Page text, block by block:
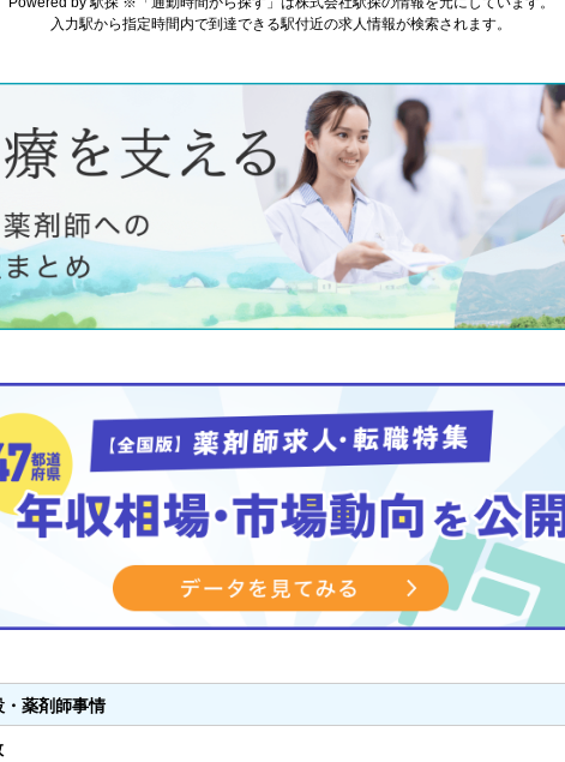
入力駅から指定時間内で到達できる駅付近の求人情報が検索されます。
薬剤師事情